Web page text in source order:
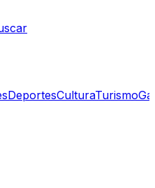
DeportesCulturaTurismo